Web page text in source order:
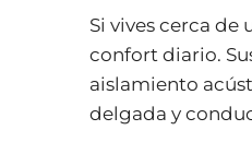
Si vives cerca
confort diario.
aislamiento
delgada y